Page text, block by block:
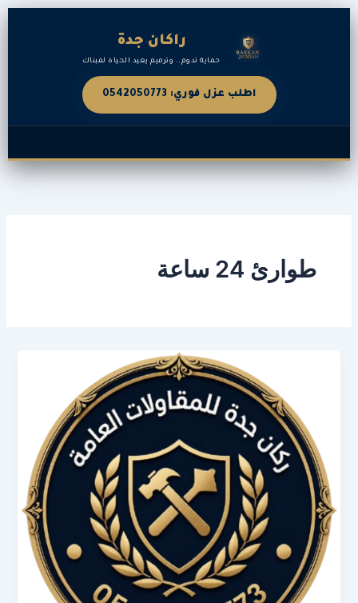
تخطي
راكان جدة
حماية تدوم.. وترميم يعيد الحياة لمبناك
اطلب عزل فوري: 0542050773
طوارئ 24 ساعة